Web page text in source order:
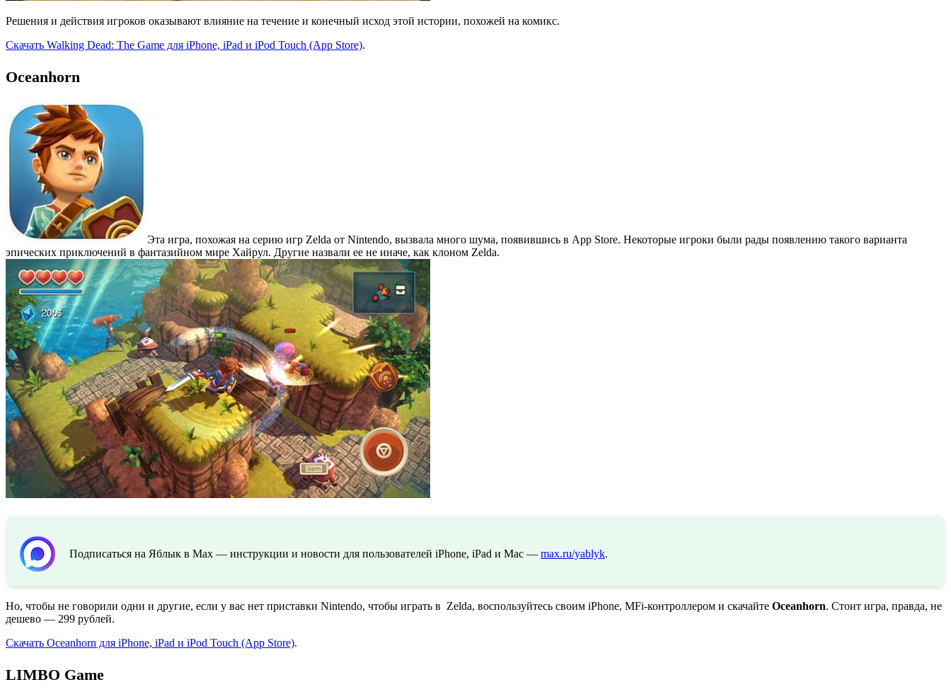
Решения и действия игроков оказывают влияние на течение и конечный исход этой истории, похожей на комикс.
Скачать Walking Dead: The Game для iPhone, iPad и iPod Touch (App Store).
Oceanhorn
Эта игра, похожая на серию игр Zelda от Nintendo, вызвала много шума, появившись в App Store. Некоторые игроки были рады появлению такого варианта
эпических приключений в фантазийном мире Хайрул. Другие назвали ее не иначе, как клоном Zelda.
Подписаться на Яблык в Max — инструкции и новости для пользователей iPhone, iPad и Mac — max.ru/yablyk.
Но, чтобы не говорили одни и другие, если у вас нет приставки Nintendo, чтобы играть в Zelda, воспользуйтесь своим iPhone, MFi-контроллером и скачайте Oceanhorn. Стоит игра, правда, не
дешево — 299 рублей.
Скачать Oceanhorn для iPhone, iPad и iPod Touch (App Store).
LIMBO Game